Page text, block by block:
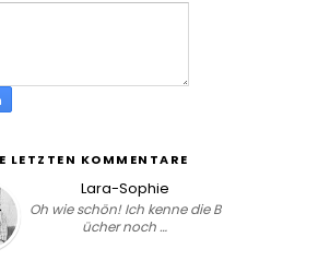
LETZTEN KOMMENTARE
Lara-Sophie
Oh wie schön! Ich kenne die B
ücher noch …